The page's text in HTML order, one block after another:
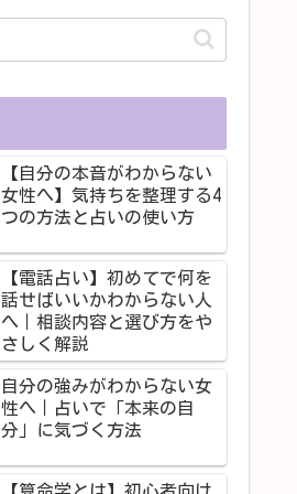
【自分の本音がわからない
女性へ】気持ちを整理する4
つの方法と占いの使い方
【電話占い】初めてで何を
話せばいいかわからない人
へ｜相談内容と選び方をや
さしく解説
自分の強みがわからない女
性へ｜占いで「本来の自
分」に気づく方法